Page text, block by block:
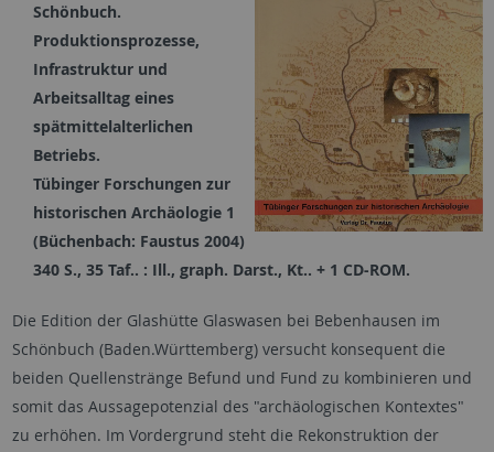
Schönbuch.
Produktionsprozesse,
Infrastruktur und
Arbeitsalltag eines
spätmittelalterlichen
Betriebs.
Tübinger Forschungen zur
historischen Archäologie 1
(Büchenbach: Faustus 2004)
340 S., 35 Taf.. : Ill., graph. Darst., Kt.. + 1 CD-ROM.
Die Edition der Glashütte Glaswasen bei Bebenhausen im
Schönbuch (Baden.Württemberg) versucht konsequent die
beiden Quellenstränge Befund und Fund zu kombinieren und
somit das Aussagepotenzial des "archäologischen Kontextes"
zu erhöhen. Im Vordergrund steht die Rekonstruktion der